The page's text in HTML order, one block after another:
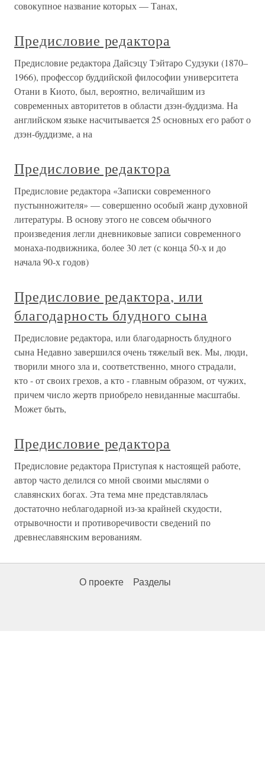
совокупное название которых — Танах,
Предисловие редактора
Предисловие редактора Дайсэцу Тэйтаро Судзуки (1870–
1966), профессор буддийской философии университета
Отани в Киото, был, вероятно, величайшим из
современных авторитетов в области дзэн-буддизма. На
английском языке насчитывается 25 основных его работ о
дзэн-буддизме, а на
Предисловие редактора
Предисловие редактора «Записки современного
пустынножителя» — совершенно особый жанр духовной
литературы. В основу этого не совсем обычного
произведения легли дневниковые записи современного
монаха-подвижника, более 30 лет (с конца 50-х и до
начала 90-х годов)
Предисловие редактора, или
благодарность блудного сына
Предисловие редактора, или благодарность блудного
сына Недавно завершился очень тяжелый век. Мы, люди,
творили много зла и, соответственно, много страдали,
кто - от своих грехов, а кто - главным образом, от чужих,
причем число жертв приобрело невиданные масштабы.
Может быть,
Предисловие редактора
Предисловие редактора Приступая к настоящей работе,
автор часто делился со мной своими мыслями о
славянских богах. Эта тема мне представлялась
достаточно неблагодарной из-за крайней скудости,
отрывочности и противоречивости сведений по
древнеславянским верованиям.
О проекте Разделы